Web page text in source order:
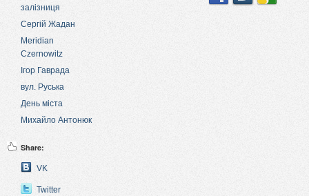
залізниця
Сергій Жадан
Meridian
Czernowitz
Ігор Гаврада
вул. Руська
День міста
Михайло Антонюк
Share:
VK
Twitter